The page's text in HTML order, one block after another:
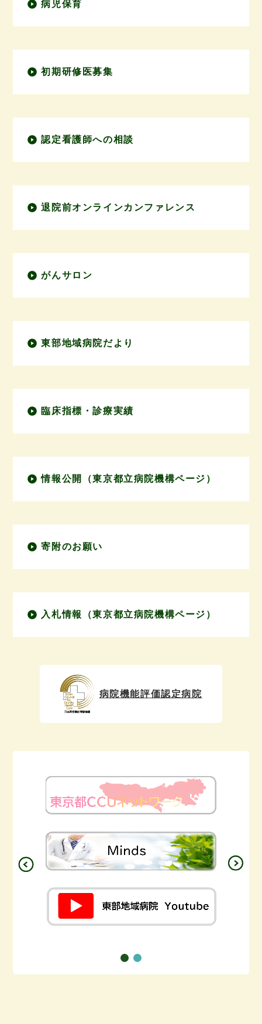
病児保育
初期研修医募集
認定看護師への相談
退院前オンラインカンファレンス
がんサロン
東部地域病院だより
臨床指標・診療実績
情報公開（東京都立病院機構ページ）
寄附のお願い
入札情報（東京都立病院機構ページ）
病院機能評価認定病院